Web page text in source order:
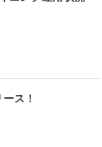
ス！